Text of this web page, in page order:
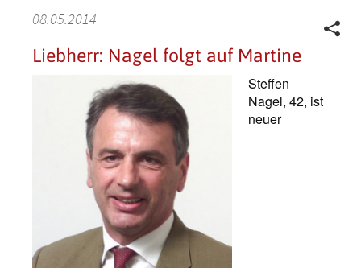
08.05.2014
Liebherr: Nagel folgt auf Martine
Steffen
Nagel, 42, ist
neuer